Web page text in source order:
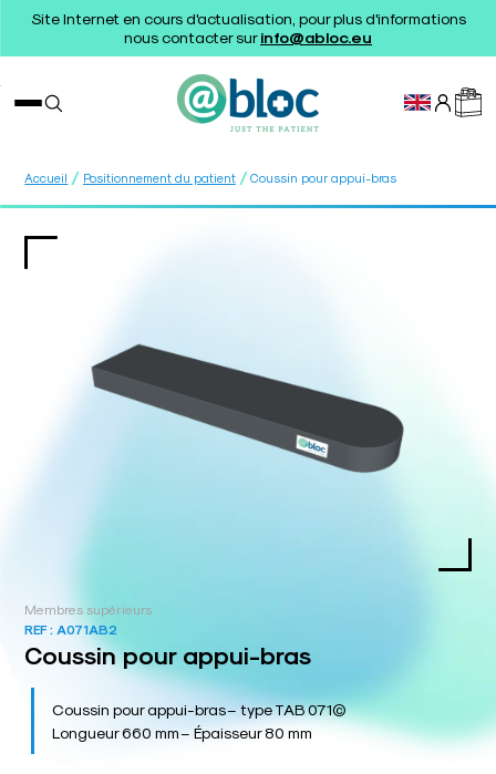
Site Internet en cours d'actualisation, pour plus d'informations
nous contacter surinfo@abloc.eu
Accueil / Positionnement du patient / Coussin pour appui-bras
Membres supérieurs
REF : A071AB2
Coussin pour appui-bras
Coussin pour appui-bras – type TAB 071©
Longueur 660 mm – Épaisseur 80 mm